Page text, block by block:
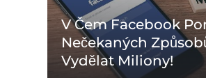
V Čem Facebook
Nečekaných
Vydělat Miliony!